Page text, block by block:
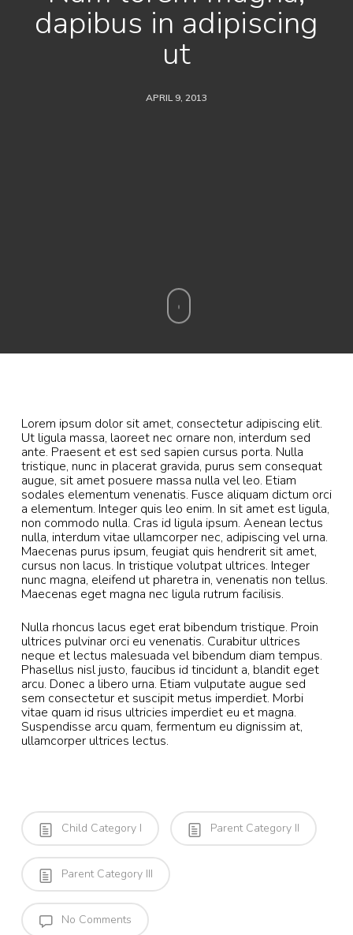
dapibus in adipiscing
ut
APRIL 9, 2013
Lorem ipsum dolor sit amet, consectetur adipiscing elit.
Ut ligula massa, laoreet nec ornare non, interdum sed
ante. Praesent et est sed sapien cursus porta. Nulla
tristique, nunc in placerat gravida, purus sem consequat
augue, sit amet posuere massa nulla vel leo. Etiam
sodales elementum venenatis. Fusce aliquam dictum orci
a elementum. Integer quis leo enim. In sit amet est ligula,
non commodo nulla. Cras id ligula ipsum. Aenean lectus
nulla, interdum vitae ullamcorper nec, adipiscing vel urna.
Maecenas purus ipsum, feugiat quis hendrerit sit amet,
cursus non lacus. In tristique volutpat ultrices. Integer
nunc magna, eleifend ut pharetra in, venenatis non tellus.
Maecenas eget magna nec ligula rutrum facilisis.
Nulla rhoncus lacus eget erat bibendum tristique. Proin
ultrices pulvinar orci eu venenatis. Curabitur ultrices
neque et lectus malesuada vel bibendum diam tempus.
Phasellus nisl justo, faucibus id tincidunt a, blandit eget
arcu. Donec a libero urna. Etiam vulputate augue sed
sem consectetur et suscipit metus imperdiet. Morbi
vitae quam id risus ultricies imperdiet eu et magna.
Suspendisse arcu quam, fermentum eu dignissim at,
ullamcorper ultrices lectus.
Child Category I Parent Category II
Parent Category III
No Comments